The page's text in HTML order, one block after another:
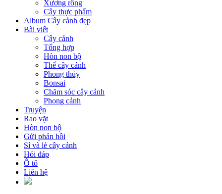
Xương rồng
Cây thực phẩm
Album Cây cảnh đẹp
Bài viết
Cây cảnh
Tổng hợp
Hòn non bộ
Thế cây cảnh
Phong thủy
Bonsai
Chăm sóc cây cảnh
Phong cảnh
Truyện
Rao vặt
Hòn non bộ
Gửi phản hồi
Sỉ và lẻ cây cảnh
Hỏi đáp
Ô tô
Liên hệ